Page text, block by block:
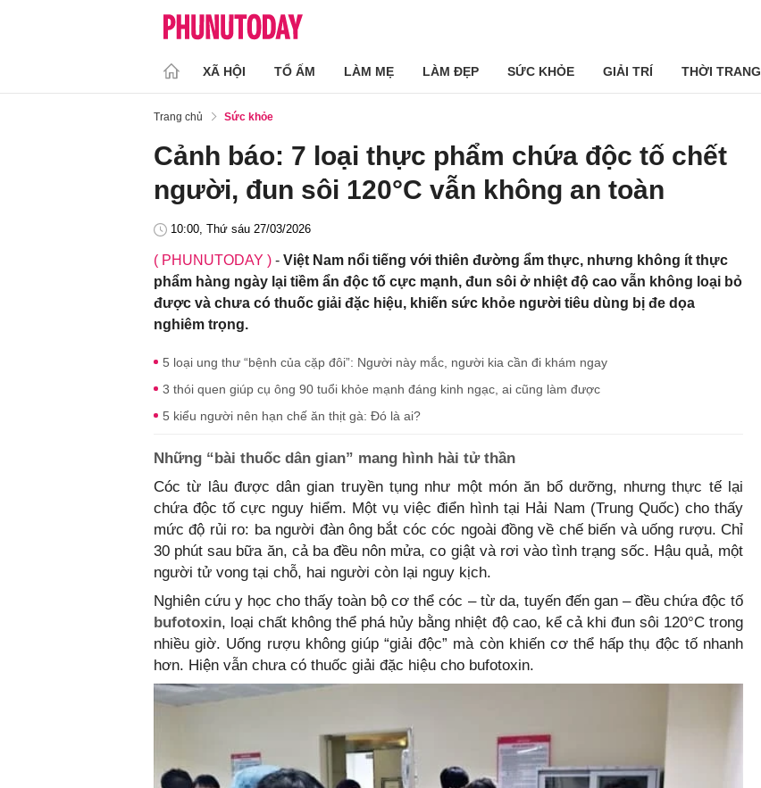
XÃ HỘI TỔ ẤM LÀM MẸ LÀM ĐẸP SỨC KHỎE GIẢI TRÍ THỜI TRANG
Trang chủ Sức khỏe
Cảnh báo: 7 loại thực phẩm chứa độc tố chết
người, đun sôi 120°C vẫn không an toàn
10:00, Thứ sáu 27/03/2026
( PHUNUTODAY ) - Việt Nam nổi tiếng với thiên đường ẩm thực, nhưng không ít thực
phẩm hàng ngày lại tiềm ẩn độc tố cực mạnh, đun sôi ở nhiệt độ cao vẫn không loại bỏ
được và chưa có thuốc giải đặc hiệu, khiến sức khỏe người tiêu dùng bị đe dọa
nghiêm trọng.
5 loại ung thư “bệnh của cặp đôi”: Người này mắc, người kia cần đi khám ngay
3 thói quen giúp cụ ông 90 tuổi khỏe mạnh đáng kinh ngạc, ai cũng làm được
5 kiểu người nên hạn chế ăn thịt gà: Đó là ai?
Những “bài thuốc dân gian” mang hình hài tử thần
Cóc từ lâu được dân gian truyền tụng như một món ăn bổ dưỡng, nhưng thực tế lại
chứa độc tố cực nguy hiểm. Một vụ việc điển hình tại Hải Nam (Trung Quốc) cho thấy
mức độ rủi ro: ba người đàn ông bắt cóc cóc ngoài đồng về chế biến và uống rượu. Chỉ
30 phút sau bữa ăn, cả ba đều nôn mửa, co giật và rơi vào tình trạng sốc. Hậu quả, một
người tử vong tại chỗ, hai người còn lại nguy kịch.
Nghiên cứu y học cho thấy toàn bộ cơ thể cóc – từ da, tuyến đến gan – đều chứa độc tố
bufotoxin, loại chất không thể phá hủy bằng nhiệt độ cao, kể cả khi đun sôi 120°C trong
nhiều giờ. Uống rượu không giúp “giải độc” mà còn khiến cơ thể hấp thụ độc tố nhanh
hơn. Hiện vẫn chưa có thuốc giải đặc hiệu cho bufotoxin.